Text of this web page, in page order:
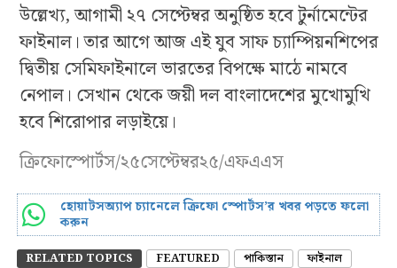
উল্লেখ্য, আগামী ২৭ সেপ্টেম্বর অনুষ্ঠিত হবে টুর্নামেন্টের
ফাইনাল। তার আগে আজ এই যুব সাফ চ্যাম্পিয়নশিপের
দ্বিতীয় সেমিফাইনালে ভারতের বিপক্ষে মাঠে নামবে
নেপাল। সেখান থেকে জয়ী দল বাংলাদেশের মুখোমুখি
হবে শিরোপার লড়াইয়ে।
ক্রিফোস্পোর্টস/২৫সেপ্টেম্বর২৫/এফএএস
হোয়াটসঅ্যাপ চ্যানেলে ক্রিফো স্পোর্টস’র খবর পড়তে ফলো
করুন
RELATED TOPICS FEATURED পাকিস্তান
ফাইনাল